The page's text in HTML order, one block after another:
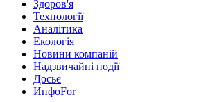
Здоров'я
Технології
Аналітика
Екологія
Новини компаній
Надзвичайні події
Досьє
ИнфоFor